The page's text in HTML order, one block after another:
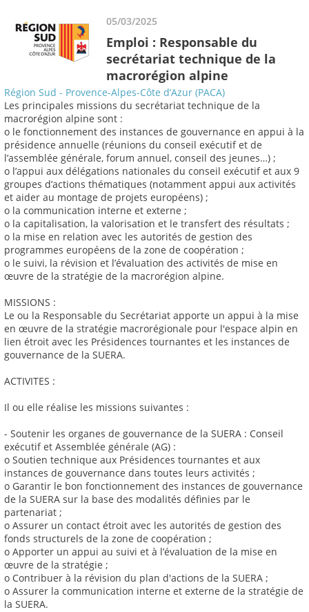
05/03/2025
Emploi : Responsable du
secrétariat technique de la
macrorégion alpine
Région Sud - Provence-Alpes-Côte d’Azur (PACA)
Les principales missions du secrétariat technique de la
macrorégion alpine sont :
o le fonctionnement des instances de gouvernance en appui à la
présidence annuelle (réunions du conseil exécutif et de
l’assemblée générale, forum annuel, conseil des jeunes…) ;
o l’appui aux délégations nationales du conseil exécutif et aux 9
groupes d’actions thématiques (notamment appui aux activités
et aider au montage de projets européens) ;
o la communication interne et externe ;
o la capitalisation, la valorisation et le transfert des résultats ;
o la mise en relation avec les autorités de gestion des
programmes européens de la zone de coopération ;
o le suivi, la révision et l’évaluation des activités de mise en
œuvre de la stratégie de la macrorégion alpine.
MISSIONS :
Le ou la Responsable du Secrétariat apporte un appui à la mise
en œuvre de la stratégie macrorégionale pour l'espace alpin en
lien étroit avec les Présidences tournantes et les instances de
gouvernance de la SUERA.
ACTIVITES :
Il ou elle réalise les missions suivantes :
- Soutenir les organes de gouvernance de la SUERA : Conseil
exécutif et Assemblée générale (AG) :
o Soutien technique aux Présidences tournantes et aux
instances de gouvernance dans toutes leurs activités ;
o Garantir le bon fonctionnement des instances de gouvernance
de la SUERA sur la base des modalités définies par le
partenariat ;
o Assurer un contact étroit avec les autorités de gestion des
fonds structurels de la zone de coopération ;
o Apporter un appui au suivi et à l’évaluation de la mise en
œuvre de la stratégie ;
o Contribuer à la révision du plan d'actions de la SUERA ;
o Assurer la communication interne et externe de la stratégie de
la SUERA.